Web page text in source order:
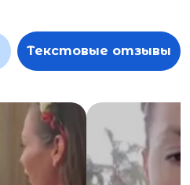
Текстовые отзывы